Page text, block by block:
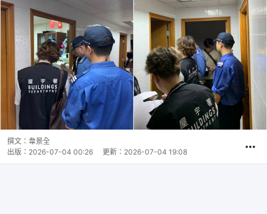
撰文： 韋景全
出版： 2026-07-04 00:26 更新： 2026-07-04 19:08